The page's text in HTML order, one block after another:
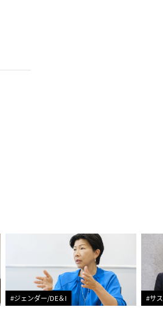
#ジェンダー/DE＆I #サ